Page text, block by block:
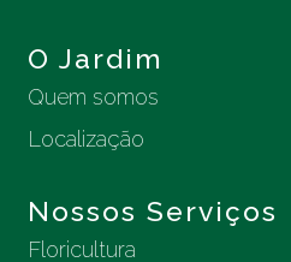
O Jardim
Quem somos
Localização
Nossos Serviços
Floricultura